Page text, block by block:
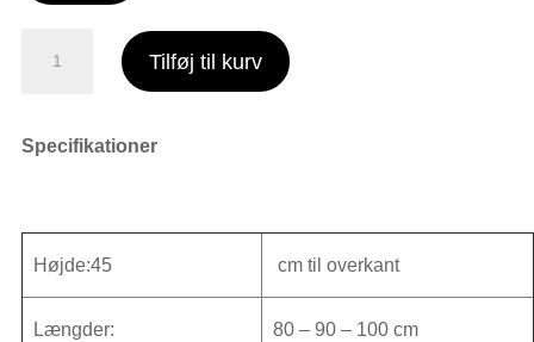
Eg
antal
Tilføj til kurv
Specifikationer
Højde:45 cm til overkant
Længder: 80 – 90 – 100 cm